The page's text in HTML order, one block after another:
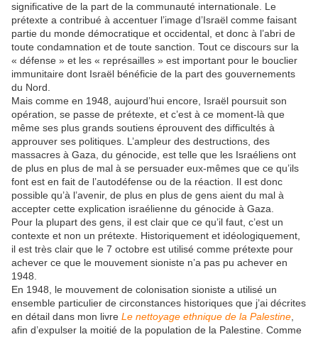
significative de la part de la communauté internationale. Le
prétexte a contribué à accentuer l’image d’Israël comme faisant
partie du monde démocratique et occidental, et donc à l’abri de
toute condamnation et de toute sanction. Tout ce discours sur la
« défense » et les « représailles » est important pour le bouclier
immunitaire dont Israël bénéficie de la part des gouvernements
du Nord.
Mais comme en 1948, aujourd’hui encore, Israël poursuit son
opération, se passe de prétexte, et c’est à ce moment-là que
même ses plus grands soutiens éprouvent des difficultés à
approuver ses politiques. L’ampleur des destructions, des
massacres à Gaza, du génocide, est telle que les Israéliens ont
de plus en plus de mal à se persuader eux-mêmes que ce qu’ils
font est en fait de l’autodéfense ou de la réaction. Il est donc
possible qu’à l’avenir, de plus en plus de gens aient du mal à
accepter cette explication israélienne du génocide à Gaza.
Pour la plupart des gens, il est clair que ce qu’il faut, c’est un
contexte et non un prétexte. Historiquement et idéologiquement,
il est très clair que le 7 octobre est utilisé comme prétexte pour
achever ce que le mouvement sioniste n’a pas pu achever en
1948.
En 1948, le mouvement de colonisation sioniste a utilisé un
ensemble particulier de circonstances historiques que j’ai décrites
en détail dans mon livre Le nettoyage ethnique de la Palestine
afin d’expulser la moitié de la population de la Palestine. Comme